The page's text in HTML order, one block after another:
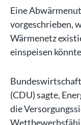
Eine
vorgeschrieben,
Wärmenetz
einspeisen
(CDU) sagte,
die